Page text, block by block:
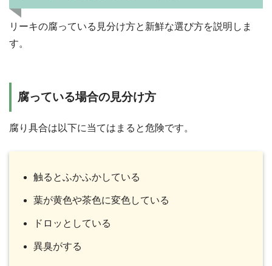
リーキの腐っている見分け方と新鮮な選び方を説明しま
す。
腐っている場合の見分け方
腐り具合は以下に当てはまると危険です。
触るとふかふかしている
葉が黄色や茶色に変色している
ドロッとしている
異臭がする